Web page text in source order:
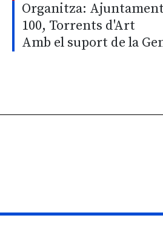
Organitza:
100, Torrents d'Art
Amb el suport de la